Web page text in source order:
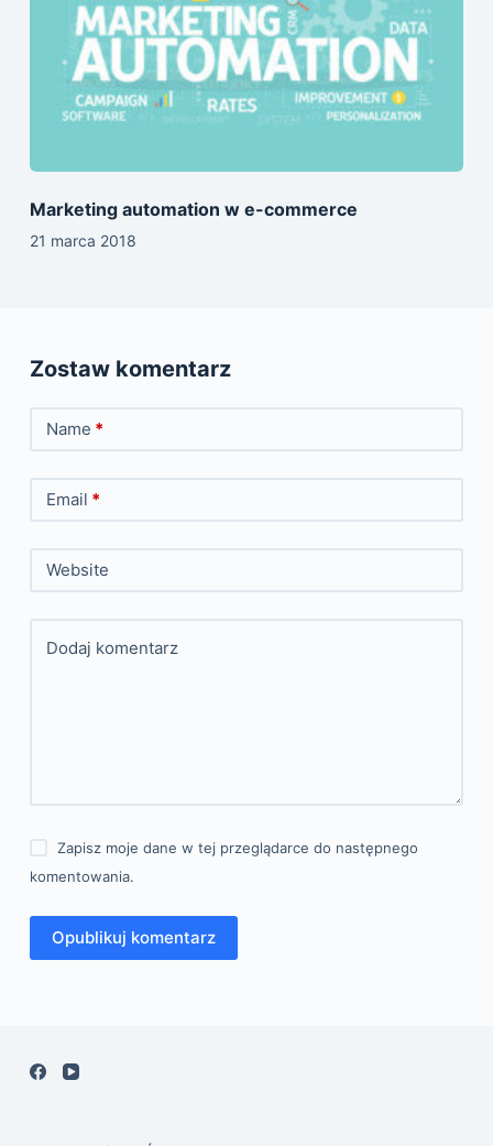
Marketing automation w e-commerce
21 marca 2018
Zostaw komentarz
Name *
Email *
Website
Dodaj komentarz
Zapisz moje dane w tej przeglądarce do następnego
komentowania.
Opublikuj komentarz